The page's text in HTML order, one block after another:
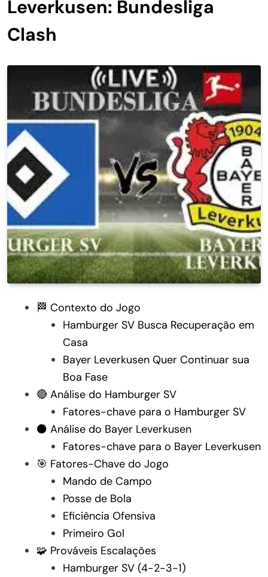
Leverkusen: Bundesliga
Clash
🏁 Contexto do Jogo
Hamburger SV Busca Recuperação em
Casa
Bayer Leverkusen Quer Continuar sua
Boa Fase
🔴 Análise do Hamburger SV
Fatores-chave para o Hamburger SV
⚫ Análise do Bayer Leverkusen
Fatores-chave para o Bayer Leverkusen
🎯 Fatores-Chave do Jogo
Mando de Campo
Posse de Bola
Eficiência Ofensiva
Primeiro Gol
🧩 Prováveis Escalações
Hamburger SV (4-2-3-1)